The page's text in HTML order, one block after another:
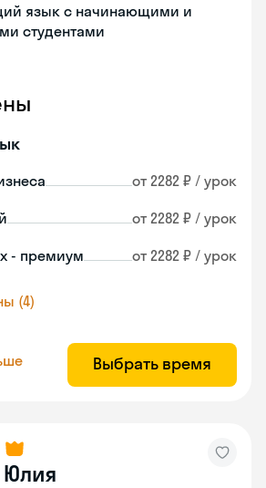
язык с начинающими и
студентами
от 2282 ₽ / урок
от 2282 ₽ / урок
- премиум от 2282 ₽ / урок
(4)
Выбрать время
Юлия